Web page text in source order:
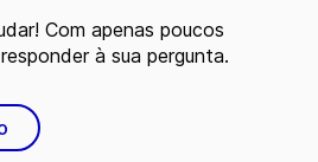
Com apenas poucos
à sua pergunta.